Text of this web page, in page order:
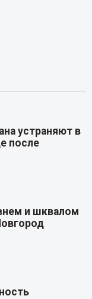
устраняют в
после
и шквалом